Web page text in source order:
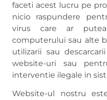
faceti acest lucru pe
nicio raspundere
virus care ar putea
computerului sau alte
utilizarii sau
website-uri sau
interventie ilegale in
Website-ul nostru